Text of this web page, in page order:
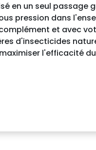
en un seul passage
pression dans
et avec
d'insecticides
l'efficacité